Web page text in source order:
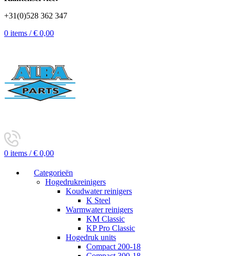
+31(0)528 362 347
0 items / € 0,00
0 items / € 0,00
Categorieën
Hogedrukreinigers
Koudwater reinigers
K Steel
Warmwater reinigers
KM Classic
KP Pro Classic
Hogedruk units
Compact 200-18